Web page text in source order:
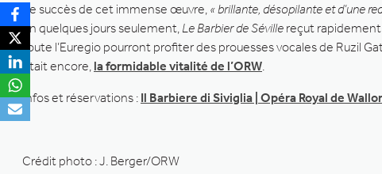
Le succès de cet immense œuvre, « brillante, désopilante et d’une
en quelques jours seulement, Le Barbier de Séville reçut rapidement
toute l’Euregio pourront profiter des prouesses vocales de Ruzil
était encore, la formidable vitalité de l’ORW.
Infos et réservations : Il Barbiere di Siviglia | Opéra Royal de
Crédit photo : J. Berger/ORW